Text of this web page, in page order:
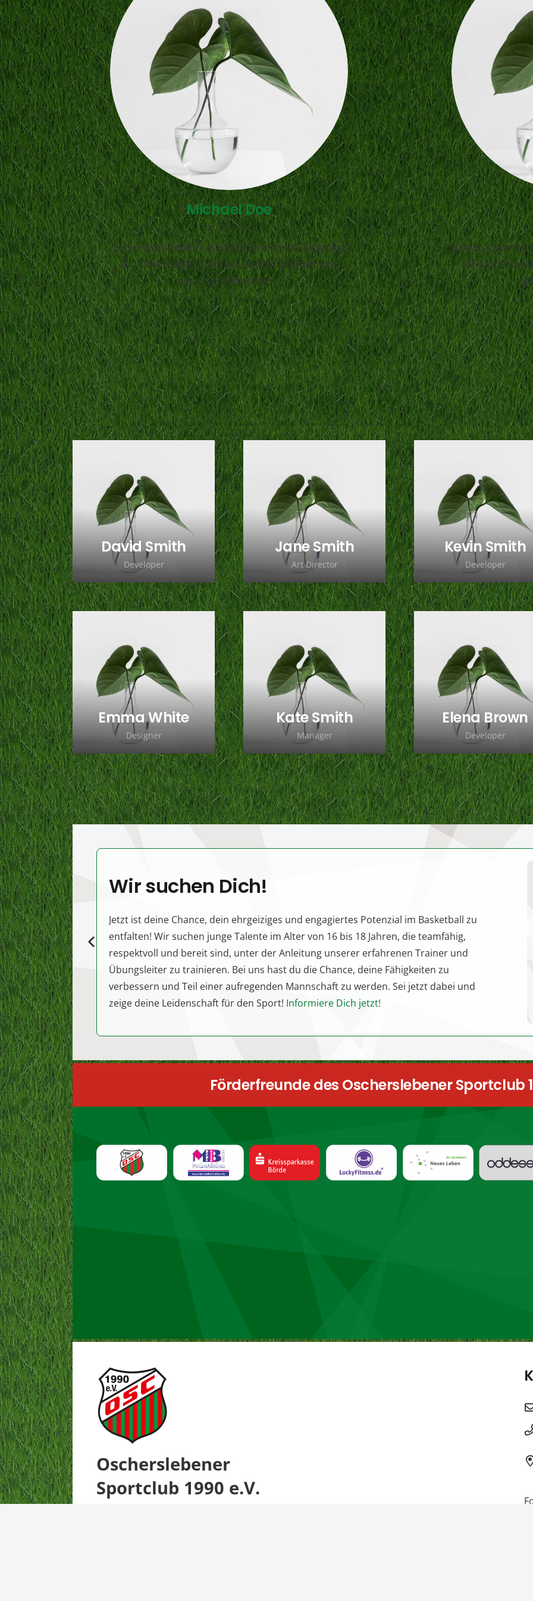
Michael Doe
Founder / CEO
Lorem ipsum dolor sit amet, consectetur adipiscing
elit. Morbi sagittis, sem quis lacinia faucibus, orci
ipsum gravida tortor.
Lorem ipsum
elit. Morbi
David Smith
Developer
Lorem ipsum dolor sit
adipiscing elit. Morbi
sagittis, sem quis
lacinia faucibus, orci
ipsum gravida tortor.
Jane Smith
Art Director
Lorem ipsum dolor sit
adipiscing elit. Morbi
sagittis, sem quis
lacinia faucibus, orci
ipsum gravida tortor.
Kevin Smith
Developer
Lorem ipsum dolor
adipiscing elit. Morbi
sagittis, sem quis
lacinia faucibus, orci
ipsum gravida tortor.
Emma White
Designer
Lorem ipsum dolor sit
amet, consectetur
adipiscing elit. Morbi
lacinia faucibus, orci
Kate Smith
Manager
Lorem ipsum dolor sit
amet, consectetur
adipiscing elit. Morbi
lacinia faucibus, orci
Elena Brown
Developer
Lorem ipsum dolor
amet, consectetur
adipiscing elit. Morbi
sagittis, sem quis
lacinia faucibus, orci
Wir suchen Dich!
Jetzt ist deine Chance, dein ehrgeiziges und engagiertes Potenzial im Basketball zu
entfalten! Wir suchen junge Talente im Alter von 16 bis 18 Jahren, die teamfähig,
respektvoll und bereit sind, unter der Anleitung unserer erfahrenen Trainer und
Übungsleiter zu trainieren. Bei uns hast du die Chance, deine Fähigkeiten zu
verbessern und Teil einer aufregenden Mannschaft zu werden. Sei jetzt dabei und
zeige deine Leidenschaft für den Sport! Informiere Dich jetzt!
Förderfreunde des Oscherslebener Sportclub
Oscherslebener
Sportclub 1990 e.V.